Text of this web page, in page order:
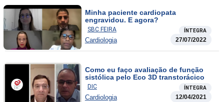
Minha paciente cardiopata
engravidou. E agora?
SBC FEIRA ÍNTEGRA
Cardiologia 27/07/2022
Como eu faço avaliação de função
sistólica pelo Eco 3D transtorácico
DIC ÍNTEGRA
Cardiologia 12/04/2021